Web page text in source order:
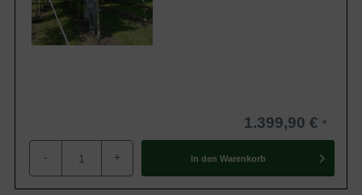
1.399,90 €
- + In den Warenkorb